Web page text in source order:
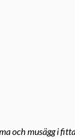
och musägg i